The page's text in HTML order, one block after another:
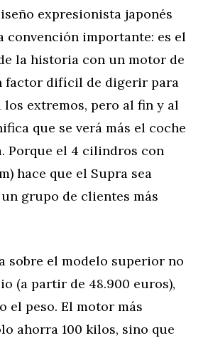
expresionista japonés
convención importante: es el
la historia con un motor de
factor difícil de digerir para
los extremos, pero al fin y al
que se verá más el coche
Porque el 4 cilindros con
hace que el Supra sea
grupo de clientes más
sobre el modelo superior no
(a partir de 48.900 euros),
el peso. El motor más
ahorra 100 kilos, sino que